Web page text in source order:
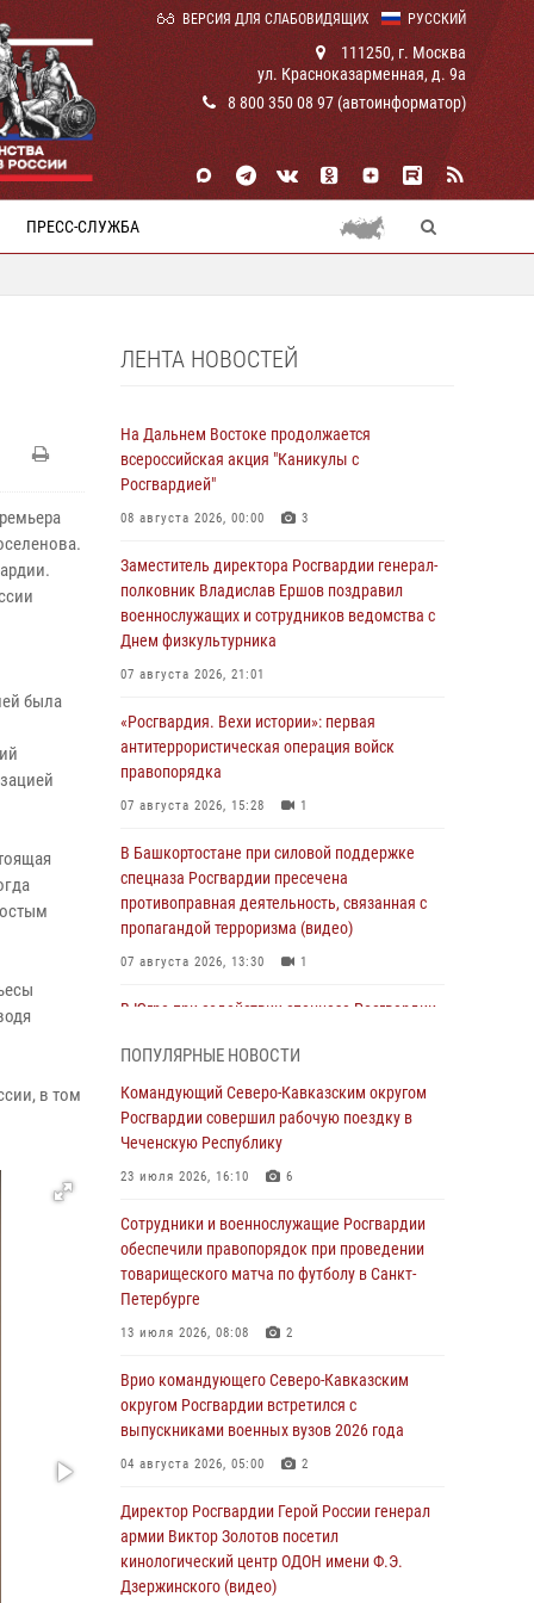
РУССКИЙ
ВЕРСИЯ ДЛЯ СЛАБОВИДЯЩИХ
111250, г. Москва
ул. Красноказарменная, д. 9а
8 800 350 08 97 (автоинформатор)
ПРЕСС-СЛУЖБА
была
в том
ЛЕНТА НОВОСТЕЙ
На Дальнем Востоке продолжается
всероссийская акция "Каникулы с
Росгвардией"
08 августа 2026, 00:00 3
Заместитель директора Росгвардии генерал-
полковник Владислав Ершов поздравил
военнослужащих и сотрудников ведомства с
Днем физкультурника
07 августа 2026, 21:01
«Росгвардия. Вехи истории»: первая
антитеррористическая операция войск
правопорядка
07 августа 2026, 15:28 1
В Башкортостане при силовой поддержке
спецназа Росгвардии пресечена
противоправная деятельность, связанная с
пропагандой терроризма (видео)
07 августа 2026, 13:30 1
В Югре при содействии спецназа Росгвардии
миграционного законодательства
07 августа 2026, 12:54
Тонувшего ребенка спас росгвардеец в
Юные гости из летних лагерей посетили
кинологический центр Росгвардии (видео)
07 августа 2026, 12:20
округу Росгвардии и ветераны военной
контрразведки почтили память Николая
Кузнецова
07 августа 2026, 12:00 4
Ветеран войск правопорядка генерал-майор
Иван Пияшев – герой выпуска «Легенды
армии с Александром Маршалом»
07 августа 2026, 12:00
ПОПУЛЯРНЫЕ НОВОСТИ
Командующий Северо-Кавказским округом
Росгвардии совершил рабочую поездку в
Чеченскую Республику
23 июля 2026, 16:10 6
Сотрудники и военнослужащие Росгвардии
обеспечили правопорядок при проведении
товарищеского матча по футболу в Санкт-
Петербурге
13 июля 2026, 08:08 2
Врио командующего Северо-Кавказским
округом Росгвардии встретился с
выпускниками военных вузов 2026 года
04 августа 2026, 05:00 2
Директор Росгвардии Герой России генерал
армии Виктор Золотов посетил
кинологический центр ОДОН имени Ф.Э.
Дзержинского (видео)